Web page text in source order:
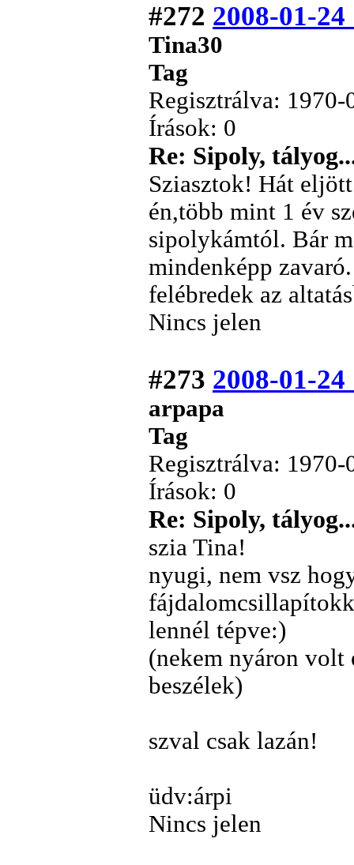
#272 2008-01-24
Tina30
Tag
Regisztrálva: 1970-
Írások: 0
Re: Sipoly,
Sziasztok! Hát
én,több mint 1 év
sipolykámtól. Bár
mindenképp
felébredek az
Nincs jelen
#273 2008-01-24
arpapa
Tag
Regisztrálva: 1970-
Írások: 0
Re: Sipoly,
szia Tina!
nyugi, nem vsz
lennél tépve:)
(nekem nyáron volt
beszélek)
szval csak lazán!
üdv:árpi
Nincs jelen